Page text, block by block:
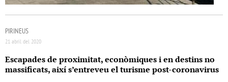
PIRINEUS
21 abril del 2020
Escapades de proximitat, econòmiques i en destins no
massificats, així s’entreveu el turisme post-coronavirus